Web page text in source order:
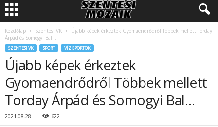
Kezdőlap Szentesi VK
Újabb képek érkeztek Gyomaendrődről Többek mellett Torday
Árpád és Somogyi Bal…
SZENTESI VK SPORT VÍZISPORTOK
Újabb képek érkeztek
Gyomaendrődről Többek mellett
Torday Árpád és Somogyi Bal…
2021.08.28. 622